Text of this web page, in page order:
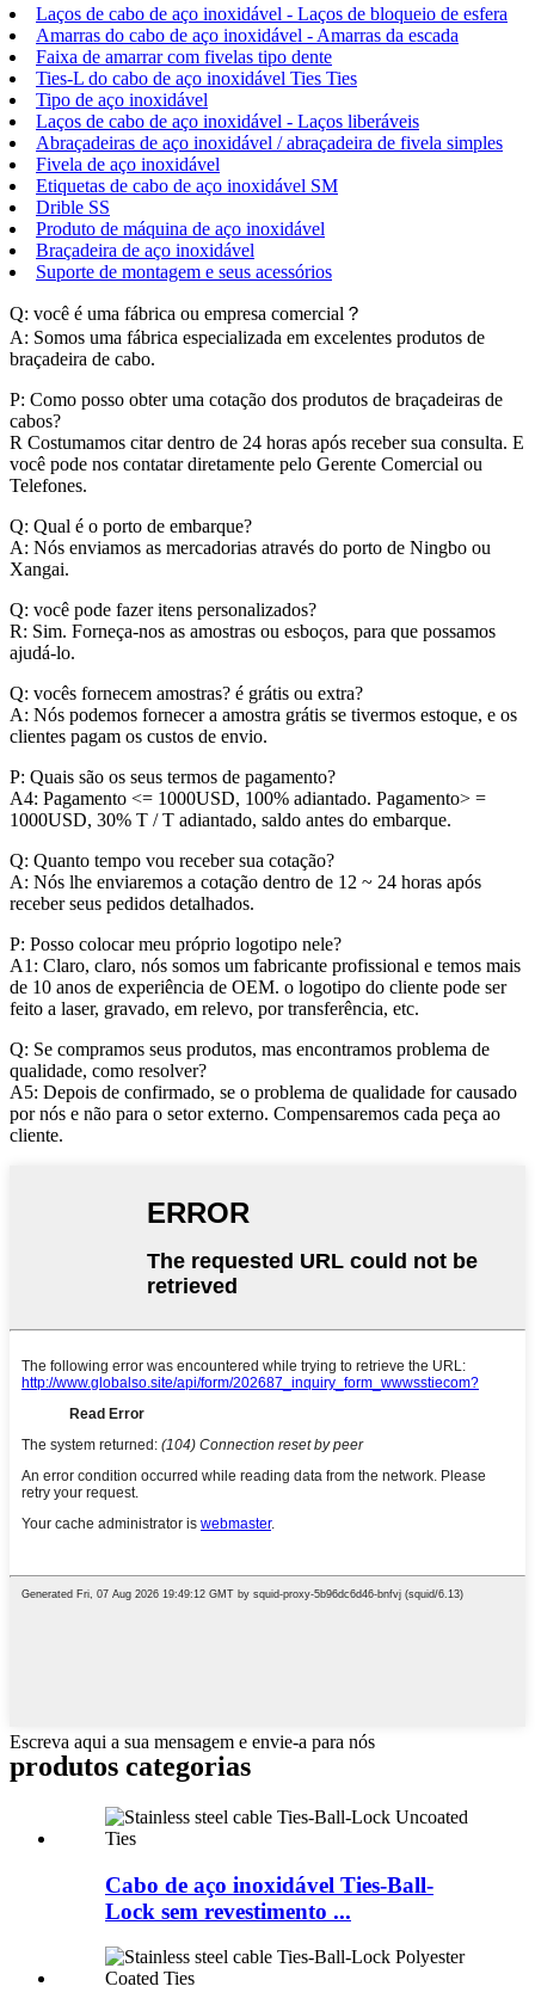
Laços de cabo de aço inoxidável - Laços de bloqueio de esfera
Amarras do cabo de aço inoxidável - Amarras da escada
Faixa de amarrar com fivelas tipo dente
Ties-L do cabo de aço inoxidável Ties Ties
Tipo de aço inoxidável
Laços de cabo de aço inoxidável - Laços liberáveis
Abraçadeiras de aço inoxidável / abraçadeira de fivela simples
Fivela de aço inoxidável
Etiquetas de cabo de aço inoxidável SM
Drible SS
Produto de máquina de aço inoxidável
Braçadeira de aço inoxidável
Suporte de montagem e seus acessórios
Q: você é uma fábrica ou empresa comercial？
A: Somos uma fábrica especializada em excelentes produtos de
braçadeira de cabo.
P: Como posso obter uma cotação dos produtos de braçadeiras de
cabos?
R Costumamos citar dentro de 24 horas após receber sua consulta. E
você pode nos contatar diretamente pelo Gerente Comercial ou
Telefones.
Q: Qual é o porto de embarque?
A: Nós enviamos as mercadorias através do porto de Ningbo ou
Xangai.
Q: você pode fazer itens personalizados?
R: Sim. Forneça-nos as amostras ou esboços, para que possamos
ajudá-lo.
Q: vocês fornecem amostras? é grátis ou extra?
A: Nós podemos fornecer a amostra grátis se tivermos estoque, e os
clientes pagam os custos de envio.
P: Quais são os seus termos de pagamento?
A4: Pagamento <= 1000USD, 100% adiantado. Pagamento> =
1000USD, 30% T / T adiantado, saldo antes do embarque.
Q: Quanto tempo vou receber sua cotação?
A: Nós lhe enviaremos a cotação dentro de 12 ~ 24 horas após
receber seus pedidos detalhados.
P: Posso colocar meu próprio logotipo nele?
A1: Claro, claro, nós somos um fabricante profissional e temos mais
de 10 anos de experiência de OEM. o logotipo do cliente pode ser
feito a laser, gravado, em relevo, por transferência, etc.
Q: Se compramos seus produtos, mas encontramos problema de
qualidade, como resolver?
A5: Depois de confirmado, se o problema de qualidade for causado
por nós e não para o setor externo. Compensaremos cada peça ao
cliente.
Escreva aqui a sua mensagem e envie-a para nós
produtos categorias
Cabo de aço inoxidável Ties-Ball-
Lock sem revestimento ...